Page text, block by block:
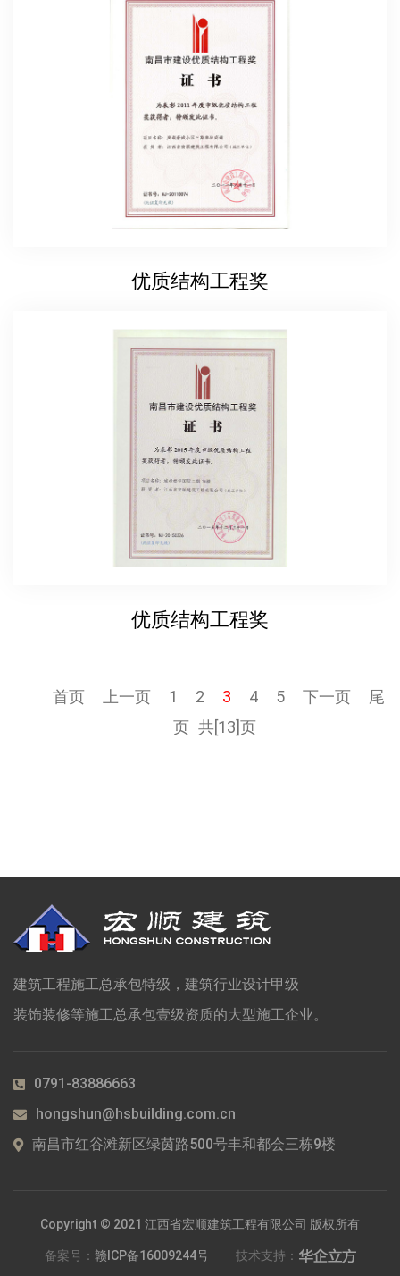
优质结构工程奖
优质结构工程奖
首页 上一页 1 2 3 4 5 下一页
尾
页 共[13]页
建筑工程施工总承包特级，建筑行业设计甲级
装饰装修等施工总承包壹级资质的大型施工企业。
0791-83886663
hongshun@hsbuilding.com.cn
南昌市红谷滩新区绿茵路500号丰和都会三栋9楼
Copyright © 2021 江西省宏顺建筑工程有限公司 版权所有
备案号： 赣ICP备16009244号 技术支持：